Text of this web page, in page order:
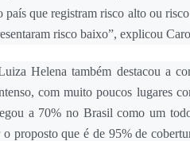
país que registram risco alto ou
risco baixo”, explicou
Helena também destacou a
com muito poucos lugares
a 70% no Brasil como um
o proposto que é de 95% de